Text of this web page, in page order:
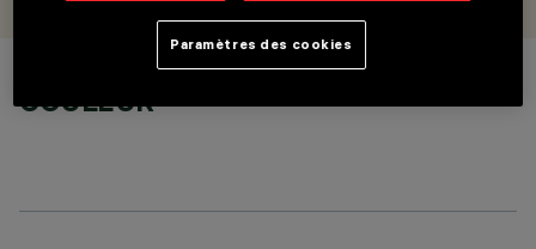
COULEUR
Paramètres des cookies